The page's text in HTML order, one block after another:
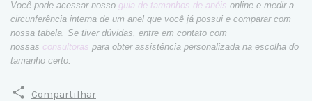
Você pode acessar nosso guia de tamanhos de anéis online e medir a
circunferência interna de um anel que você já possui e comparar com
nossa tabela. Se tiver dúvidas, entre em contato com
nossas consultoras para obter assistência personalizada na escolha do
tamanho certo.
Compartilhar